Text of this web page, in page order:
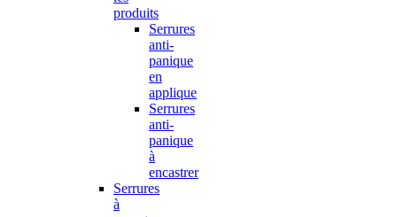
produits
Serrures
anti-
panique
en
applique
Serrures
anti-
panique
à
encastrer
Serrures
à